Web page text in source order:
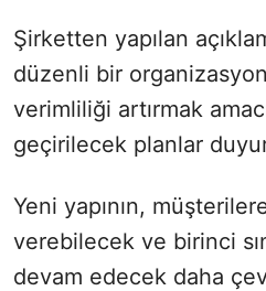
Şirketten yapılan
düzenli bir
verimliliği artırmak
geçirilecek planlar
Yeni yapının,
verebilecek ve birinci
devam edecek daha